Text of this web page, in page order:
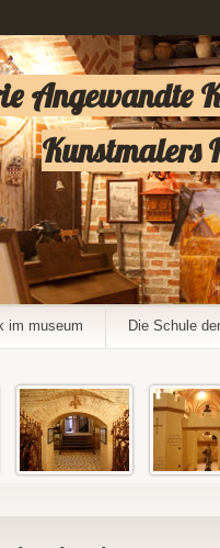
Angewandte
Kunstmalers
im museum Die Schule